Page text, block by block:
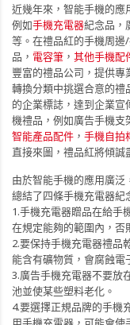
近幾年來，智能手機的應
例如手機充電器紀念品，
等。在禮品紅的手機周
品， 電容筆 ， 其他手機配
豐富的禮品公司，提供
轉換分類中挑選合意的
的企業標誌，達到企業
機禮品，例如廣告手機支
智能產品配件 ， 手機自拍
直接來圖，禮品紅將傾誠
由於智能手機的應用廣
總結了四條手機充電器紀
1.手機充電器贈品在給手
在規定能夠的範圍內，否
2.要保持手機充電器禮品
能含有礦物質，會腐蝕電
3.廣告手機充電器不要放
池並使某些塑料老化。
4.要選擇正規品牌的手機